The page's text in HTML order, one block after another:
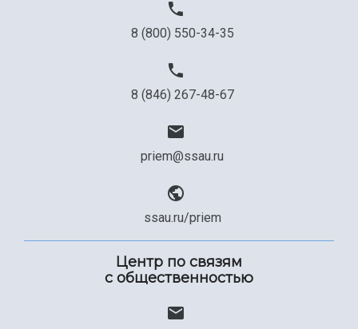
8 (800) 550-34-35
8 (846) 267-48-67
priem@ssau.ru
ssau.ru/priem
Центр по связям
с общественностью